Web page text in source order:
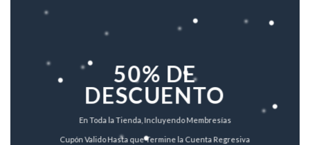
50% DE
DESCUENTO
En Toda la Tienda, Incluyendo Membresías
Cupón Valido Hasta que Termine la Cuenta Regresiva